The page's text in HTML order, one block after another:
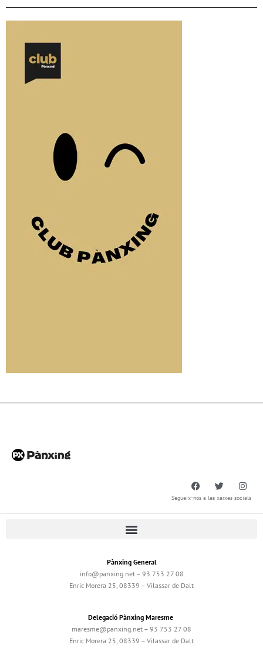
Segueix-nos a les xarxes socials
Pànxing General
info@panxing.net – 93 753 27 08
Enric Morera 25, 08339 – Vilassar de Dalt
Delegació Pànxing Maresme
maresme@panxing.net – 93 753 27 08
Enric Morera 25, 08339 – Vilassar de Dalt